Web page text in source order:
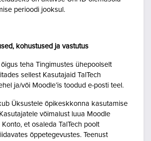
perioodi jooksul.
kohustused ja vastutus
õigus teha Tingimustes ühepoolselt
sellest Kasutajaid TalTech
ja/või Moodle’is toodud e-posti teel.
Üksustele õpikeskkonna kasutamise
võimalust luua Moodle
et osaleda TalTech poolt
õppetegevustes. Teenust